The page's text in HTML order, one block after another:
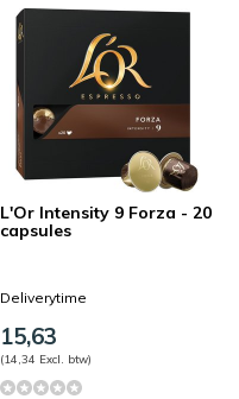
L'Or Intensity 9 Forza - 20
capsules
Deliverytime
15,63
(14,34 Excl. btw)